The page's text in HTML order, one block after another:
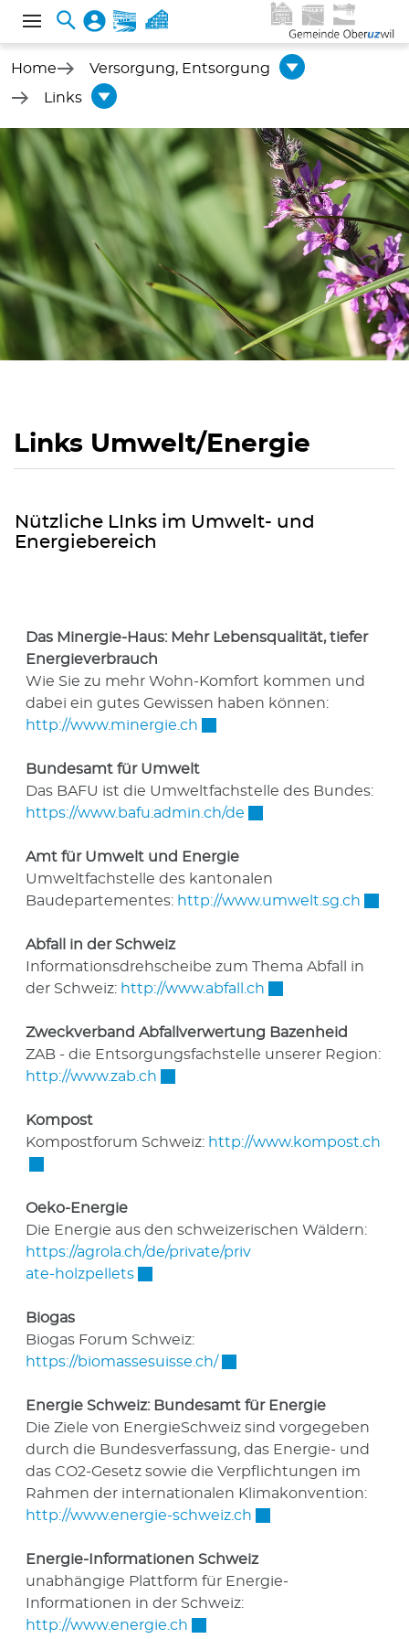
Home
Versorgung, Entsorgung
Links
Links Umwelt/Energie
Nützliche LInks im Umwelt- und
Energiebereich
Das Minergie-Haus: Mehr Lebensqualität, tiefer
Energieverbrauch
Wie Sie zu mehr Wohn-Komfort kommen und
dabei ein gutes Gewissen haben können:
http://www.minergie.ch
Bundesamt für Umwelt
Das BAFU ist die Umweltfachstelle des Bundes:
https://www.bafu.admin.ch/de
Amt für Umwelt und Energie
Umweltfachstelle des kantonalen
Baudepartementes: http://www.umwelt.sg.ch
Abfall in der Schweiz
Informationsdrehscheibe zum Thema Abfall in
der Schweiz: http://www.abfall.ch
Zweckverband Abfallverwertung Bazenheid
ZAB - die Entsorgungsfachstelle unserer Region:
http://www.zab.ch
Kompost
Kompostforum Schweiz: http://www.kompost.ch
Oeko-Energie
Die Energie aus den schweizerischen Wäldern:
https://agrola.ch/de/private/priv
ate-holzpelletsExterner Link wird in einem neuen
Biogas
Biogas Forum Schweiz:
https://biomassesuisse.ch/Externer Link wird in
Energie Schweiz: Bundesamt für Energie
Die Ziele von EnergieSchweiz sind vorgegeben
durch die Bundesverfassung, das Energie- und
das CO2-Gesetz sowie die Verpflichtungen im
Rahmen der internationalen Klimakonvention:
http://www.energie-schweiz.ch
Energie-Informationen Schweiz
unabhängige Plattform für Energie-
Informationen in der Schweiz:
http://www.energie.ch